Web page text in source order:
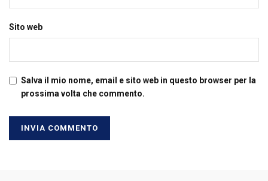
Sito web
Salva il mio nome, email e sito web in questo browser per la
prossima volta che commento.